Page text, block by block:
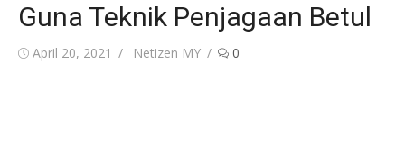
Guna Teknik Penjagaan Betul
Posted
April 20, 2021 Author
Netizen MY 0